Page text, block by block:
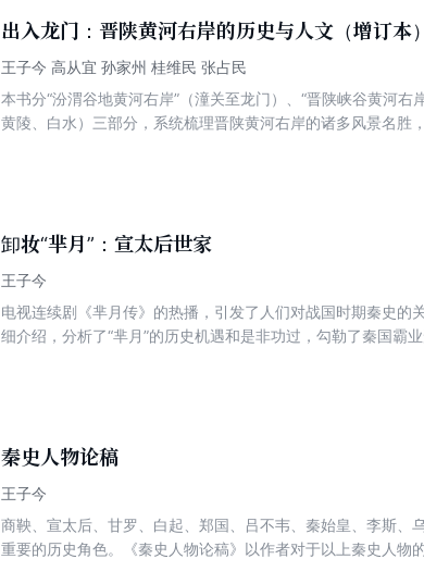
出入龙门：晋陕黄河右岸的历史与人文（增订本）
王子今 高从宜 孙家州 桂维民 张占民
本书分“汾渭谷地黄河右岸”（潼关至龙门）、“晋陕峡谷黄河
黄陵、白水）三部分，系统梳理晋陕黄河右岸的诸多风景名胜
卸妆“芈月”：宣太后世家
王子今
电视连续剧《芈月传》的热播，引发了人们对战国时期秦史的
细介绍，分析了“芈月”的历史机遇和是非功过，勾勒了秦国霸
秦史人物论稿
王子今
商鞅、宣太后、甘罗、白起、郑国、吕不韦、秦始皇、李斯、
重要的历史角色。《秦史人物论稿》以作者对于以上秦史人物